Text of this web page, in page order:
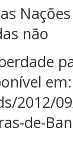
não
2012/
de-